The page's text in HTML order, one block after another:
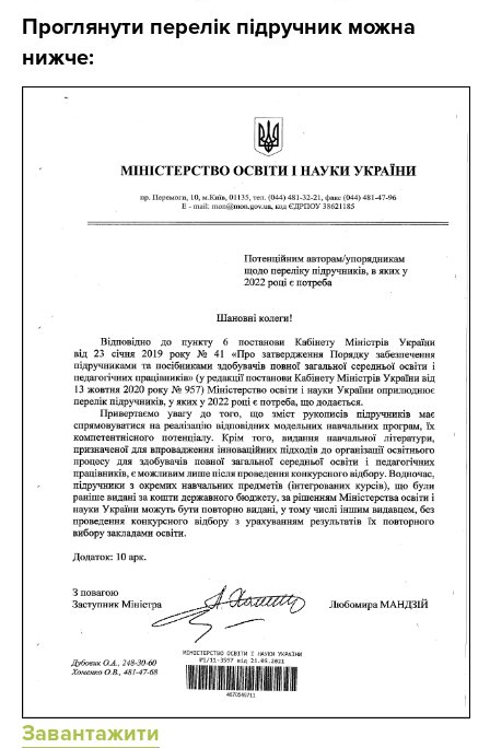
Проглянути перелік підручник можна
нижче:
Завантажити